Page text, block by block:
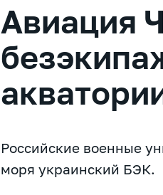
Авиация
Российские военные
моря украинский БЭК.